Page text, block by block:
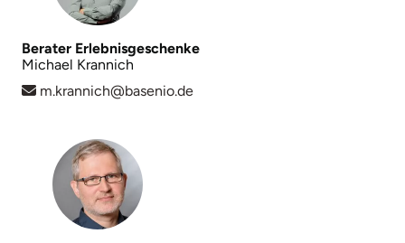
Berater Erlebnisgeschenke
Michael Krannich
m.krannich@basenio.de